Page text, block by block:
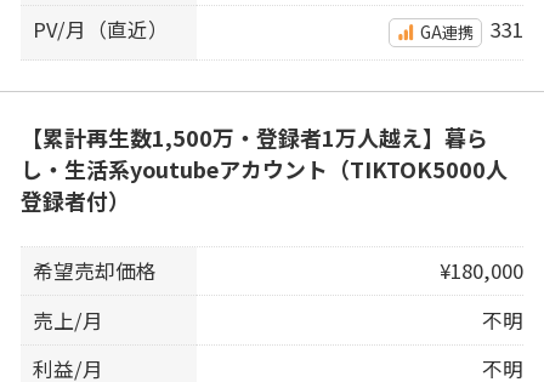
PV/月（直近） GA連携 331
【累計再生数1,500万・登録者1万人越え】暮ら
し・生活系youtubeアカウント（TIKTOK5000人
登録者付）
希望売却価格
¥180,000
売上/月
不明
利益/月
不明